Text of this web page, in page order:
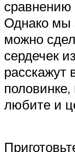
Однако мы
можно
сердечек
расскажут
любите и